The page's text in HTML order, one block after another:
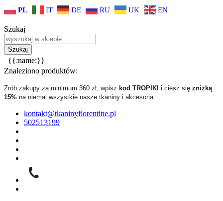
PL IT DE RU UK EN
Szukaj
{{:name:}}
Znaleziono produktów:
Zrób zakupy za minimum 360 zł, wpisz kod TROPIKI i ciesz się zniżką
15% na niemal wszystkie nasze tkaniny i akcesoria.
kontakt@tkaninyflorentine.pl
502513199